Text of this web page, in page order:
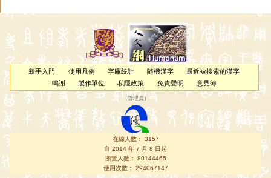
新手入門 使用凡例 字庫統計 隨機漢字
最近被搜索的漢字
鳴謝
製作單位 私隱政策 免責聲明 意見簿
（管理員 ）
在線人數： 3157
自 2014 年 7 月 8 日起
瀏覽人數： 80144465
使用次數： 294067147